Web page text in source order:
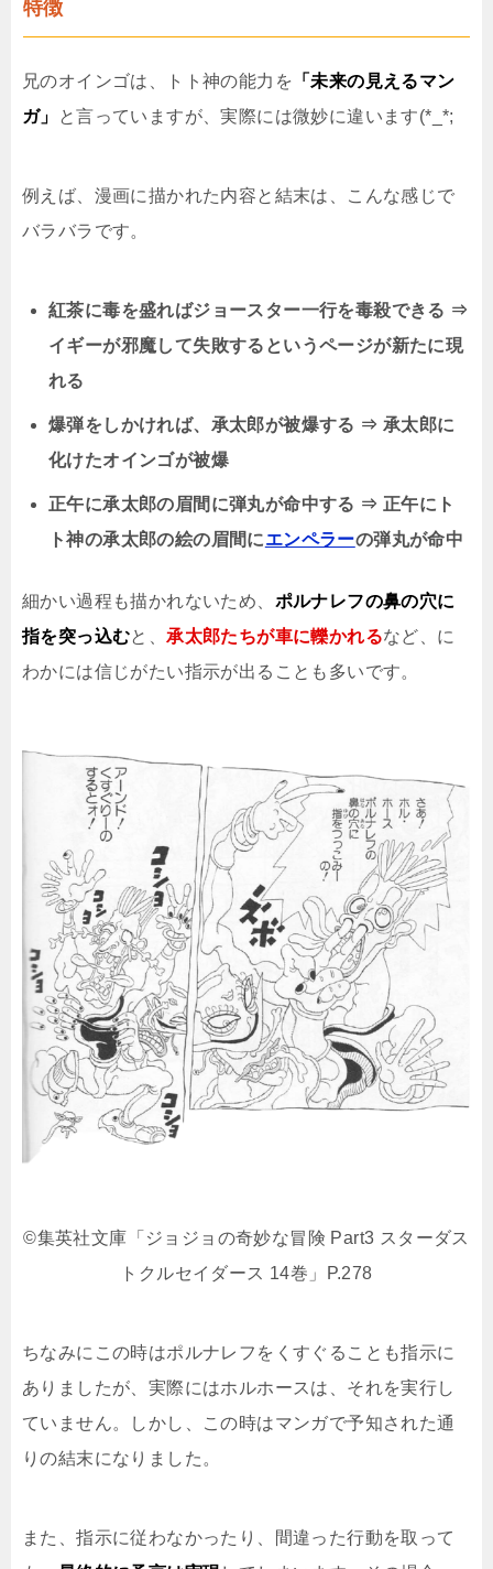
特徴
兄のオインゴは、トト神の能力を 「未来の見えるマン
ガ」
と言っていますが、実際には微妙に違います(*_*;
例えば、漫画に描かれた内容と結末は、こんな感じで
バラバラです。
紅茶に毒を盛ればジョースター一行を毒殺できる ⇒
イギーが邪魔して失敗するというページが新たに現
れる
爆弾をしかければ、承太郎が被爆する ⇒ 承太郎に
化けたオインゴが被爆
正午に承太郎の眉間に弾丸が命中する ⇒ 正午にト
ト神の承太郎の絵の眉間にエンペラーの弾丸が命中
細かい過程も描かれないため、 ポルナレフの鼻の穴に
指を突っ込むと、承太郎たちが車に轢かれるなど、に
わかには信じがたい指示が出ることも多いです。
©集英社文庫「ジョジョの奇妙な冒険 Part3 スターダス
トクルセイダース 14巻」P.278
ちなみにこの時はポルナレフをくすぐることも指示に
ありましたが、実際にはホルホースは、それを実行し
ていません。しかし、この時はマンガで予知された通
りの結末になりました。
また、指示に従わなかったり、間違った行動を取って